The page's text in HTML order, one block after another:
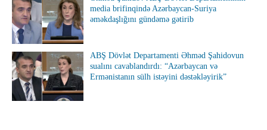
media brifinqində Azərbaycan-Suriya
əməkdaşlığını gündəmə gətirib
ABŞ Dövlət Departamenti Əhməd Şahidovun
sualını cavablandırdı: “Azərbaycan və
Ermənistanın sülh istəyini dəstəkləyirik”